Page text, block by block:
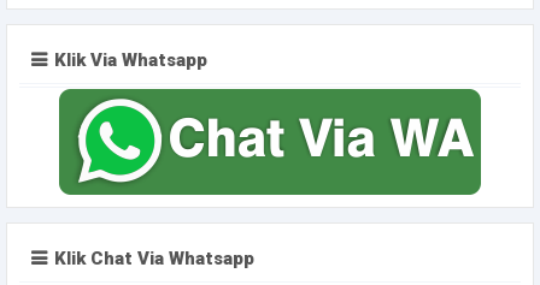
Klik Via Whatsapp
Klik Chat Via Whatsapp